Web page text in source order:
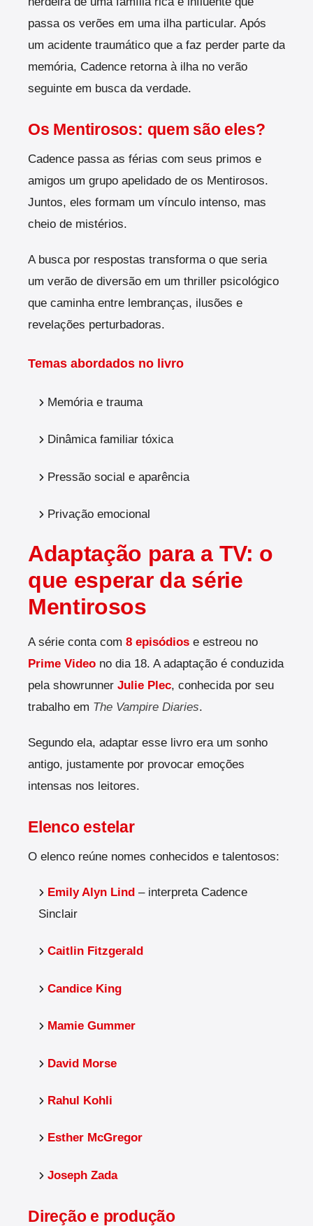
passa os verões em uma ilha particular. Após
um acidente traumático que a faz perder parte da
memória, Cadence retorna à ilha no verão
seguinte em busca da verdade.
Os Mentirosos: quem são eles?
Cadence passa as férias com seus primos e
amigos um grupo apelidado de os Mentirosos.
Juntos, eles formam um vínculo intenso, mas
cheio de mistérios.
A busca por respostas transforma o que seria
um verão de diversão em um thriller psicológico
que caminha entre lembranças, ilusões e
revelações perturbadoras.
Temas abordados no livro
Memória e trauma
Dinâmica familiar tóxica
Pressão social e aparência
Privação emocional
Adaptação para a TV: o
que esperar da série
Mentirosos
A série conta com 8 episódios e estreou no
Prime Video no dia 18. A adaptação é conduzida
pela showrunner Julie Plec, conhecida por seu
trabalho em The Vampire Diaries.
Segundo ela, adaptar esse livro era um sonho
antigo, justamente por provocar emoções
intensas nos leitores.
Elenco estelar
O elenco reúne nomes conhecidos e talentosos:
Emily Alyn Lind – interpreta Cadence
Sinclair
Caitlin Fitzgerald
Candice King
Mamie Gummer
David Morse
Rahul Kohli
Esther McGregor
Joseph Zada
Direção e produção